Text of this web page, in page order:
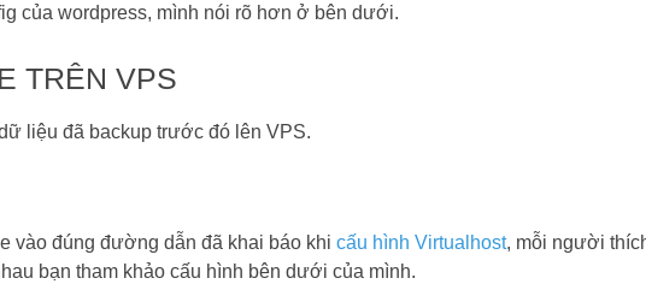
của wordpress, mình nói rõ hơn ở bên dưới.
TRÊN VPS
liệu đã backup trước đó lên VPS.
vào đúng đường dẫn đã khai báo khi cấu hình Virtualhost, mỗi người
bạn tham khảo cấu hình bên dưới của mình.